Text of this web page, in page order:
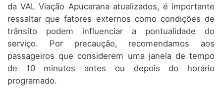
da VAL Viação Apucarana atualizados, é importante
ressaltar que fatores externos como condições de
trânsito podem influenciar a pontualidade do
serviço. Por precaução, recomendamos aos
passageiros que considerem uma janela de tempo
de 10 minutos antes ou depois do horário
programado.